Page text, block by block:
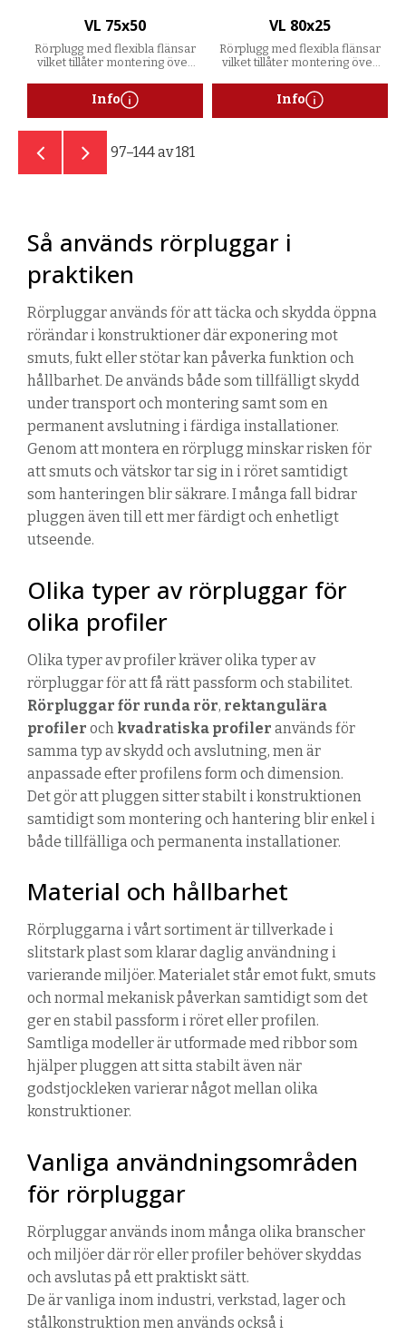
VL 75x50
Rörplugg med flexibla flänsar
vilket tillåter montering över
Info
VL 80x25
Rörplugg med flexibla flänsar
vilket tillåter montering över
Info
97–144av181
Så används rörpluggar i
praktiken
Rörpluggar används för att täcka och skydda öppna
rörändar i konstruktioner där exponering mot
smuts, fukt eller stötar kan påverka funktion och
hållbarhet. De används både som tillfälligt skydd
under transport och montering samt som en
permanent avslutning i färdiga installationer.
Genom att montera en rörplugg minskar risken för
att smuts och vätskor tar sig in i röret samtidigt
som hanteringen blir säkrare. I många fall bidrar
pluggen även till ett mer färdigt och enhetligt
utseende.
Olika typer av rörpluggar för
olika profiler
Olika typer av profiler kräver olika typer av
rörpluggar för att få rätt passform och stabilitet.
Rörpluggar för runda rör, rektangulära
profiler och kvadratiska profiler används för
samma typ av skydd och avslutning, men är
anpassade efter profilens form och dimension.
Det gör att pluggen sitter stabilt i konstruktionen
samtidigt som montering och hantering blir enkel i
både tillfälliga och permanenta installationer.
Material och hållbarhet
Rörpluggarna i vårt sortiment är tillverkade i
slitstark plast som klarar daglig användning i
varierande miljöer. Materialet står emot fukt, smuts
och normal mekanisk påverkan samtidigt som det
ger en stabil passform i röret eller profilen.
Samtliga modeller är utformade med ribbor som
hjälper pluggen att sitta stabilt även när
godstjockleken varierar något mellan olika
konstruktioner.
Vanliga användningsområden
för rörpluggar
Rörpluggar används inom många olika branscher
och miljöer där rör eller profiler behöver skyddas
och avslutas på ett praktiskt sätt.
De är vanliga inom industri, verkstad, lager och
stålkonstruktion men används också i